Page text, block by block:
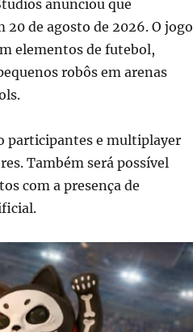
anunciou que
20 de agosto de 2026. O jogo
elementos de futebol,
robôs em arenas
participantes e multiplayer
Também será possível
com a presença de